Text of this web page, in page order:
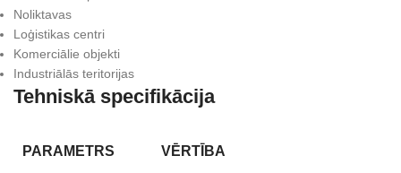
Noliktavas
Loģistikas centri
Komerciālie objekti
Industriālās teritorijas
Tehniskā specifikācija
PARAMETRS VĒRTĪBA